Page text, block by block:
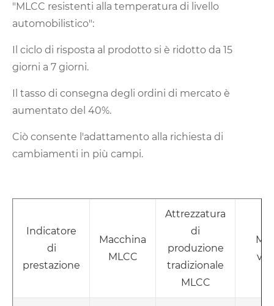
"MLCC resistenti alla temperatura di livello
automobilistico":
Il ciclo di risposta al prodotto si è ridotto da 15
giorni a 7 giorni.
Il tasso di consegna degli ordini di mercato è
aumentato del 40%.
Ciò consente l'adattamento alla richiesta di
cambiamenti in più campi.
Indicatore
di
prestazione
Macchina
MLCC
Attrezzatura
di
produzione
tradizionale
MLCC